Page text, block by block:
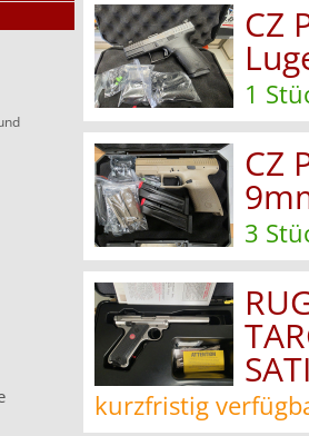
CZ
1
CZ
3
kurzfristig